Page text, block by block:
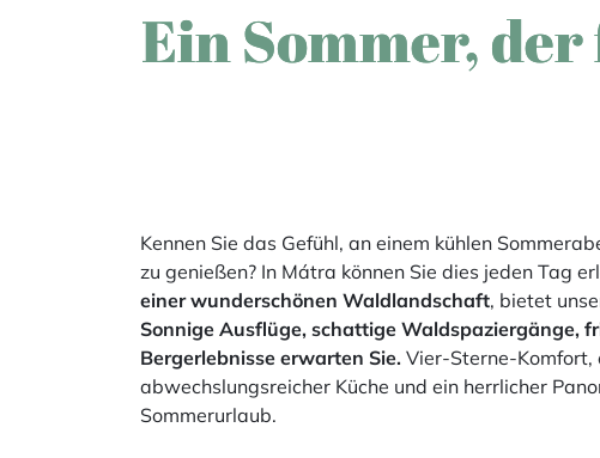
Ein Sommer,
Kennen Sie das Gefühl, an einem kühlen
zu genießen? In Mátra können Sie dies jeden Tag
einer wunderschönen Waldlandschaft, bietet
Sonnige Ausflüge, schattige Waldspaziergänge,
Bergerlebnisse erwarten Sie. Vier-Sterne-Komfort,
abwechslungsreicher Küche und ein herrlicher
Sommerurlaub.